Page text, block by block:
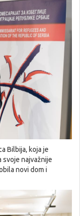
Bilbija, koja je
svoje najvažnije
novi dom i